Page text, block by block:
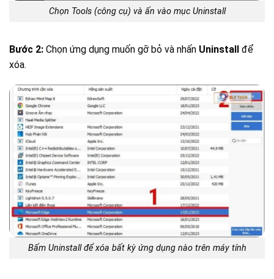
Chọn Tools (công cụ) và ấn vào mục Uninstall
Bước 2: Chọn ứng dụng muốn gỡ bỏ và nhấn Uninstall để
xóa.
Bấm Uninstall để xóa bất kỳ ứng dụng nào trên máy tính